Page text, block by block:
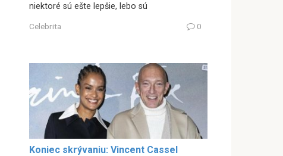
niektoré sú ešte lepšie, lebo sú
Celebrita 0
Koniec skrývaniu: Vincent Cassel